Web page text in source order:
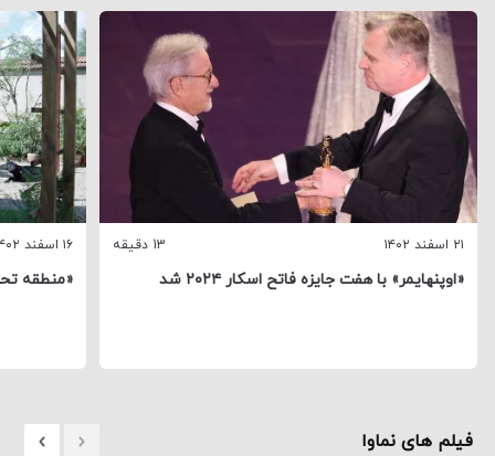
۲۱ اسفند ۱۴۰۲ 13 دقیقه
«اوپنهایمر» با هفت جایزه فاتح اسکار ۲۰۲۴ شد
۱۶ اسفند ۱۴۰۲
«منطقه
فیلم های نماوا